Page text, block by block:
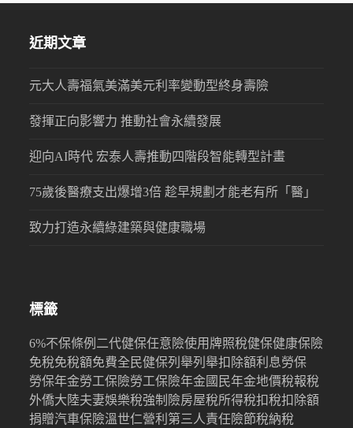
近期文章
元大人壽福氣美滿美元利率變動型終身壽險
發揮正向影響力 推動社會永續發展
迎向AI時代 宏泰人壽推動四階段智能轉型計畫
75歲後醫療支出爆增3倍 趁早規劃才能老有所「醫」
致力打造永續綠建築與健康職場
標籤
6%不保條例 二代健保任意險使用牌照稅健保健康保險
免稅免稅額免費全民健保列舉列舉扣除額利息勞保
勞保年金勞工保險勞工保險年金國民年金地價稅報稅
外僑大陸夫妻娛樂稅強制險房屋稅所得稅扣稅扣除額
捐贈汽車保險溫世仁營利 第三人責任險節稅納稅